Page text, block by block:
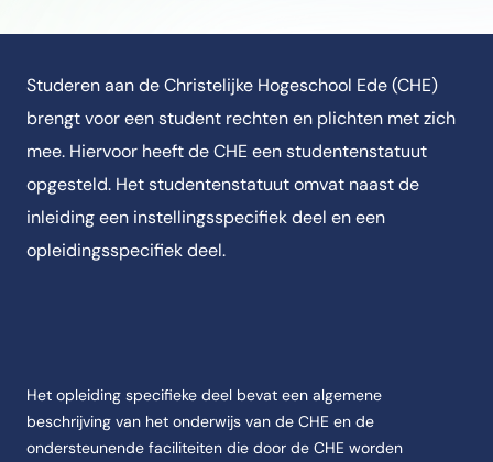
Studeren aan de Christelijke Hogeschool Ede (CHE)
brengt voor een student rechten en plichten met zich
mee. Hiervoor heeft de CHE een studentenstatuut
opgesteld. Het studentenstatuut omvat naast de
inleiding een instellingsspecifiek deel en een
opleidingsspecifiek deel.
Het opleiding specifieke deel bevat een algemene
beschrijving van het onderwijs van de CHE en de
ondersteunende faciliteiten die door de CHE worden